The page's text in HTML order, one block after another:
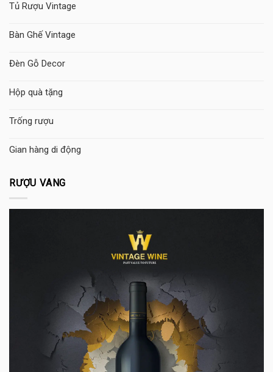
Tủ Rượu Vintage
Bàn Ghế Vintage
Đèn Gỗ Decor
Hộp quà tặng
Trống rượu
Gian hàng di động
RƯỢU VANG